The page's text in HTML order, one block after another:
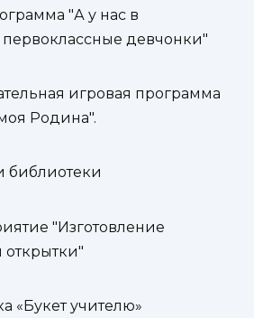
"А у нас в
девчонки"
игровая программа
Родина".
библиотеки
"Изготовление
открытки"
«Букет учителю»